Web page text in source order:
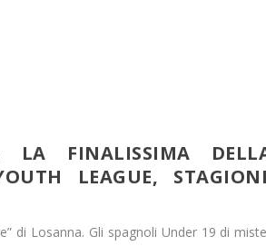
FINALISSIMA
LEAGUE,
di Losanna. Gli spagnoli Under 19 di